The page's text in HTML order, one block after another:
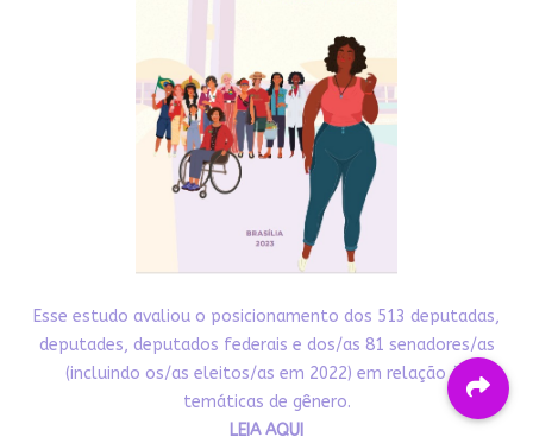
Esse estudo avaliou o posicionamento dos 513 deputadas,
deputades, deputados federais e dos/as 81 senadores/as
(incluindo os/as eleitos/as em 2022) em relação às
temáticas de gênero.
LEIA AQUI